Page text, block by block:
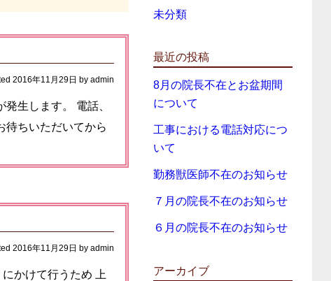
2016年11月29日 by admin
生します。 電話、
待ちいただいてから
2016年11月29日 by admin
かけて行うため 上
未分類
最近の投稿
8月の院長不在とお盆期間
について
工事における電話対応につ
いて
勤務獣医師不在のお知らせ
７月の院長不在のお知らせ
６月の院長不在のお知らせ
アーカイブ